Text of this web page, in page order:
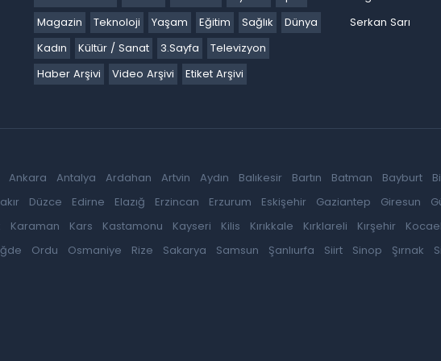
Magazin
Teknoloji Yaşam Eğitim Sağlık
Dünya
Kadın
Kültür / Sanat 3.Sayfa
Televizyon
Haber Arşivi
Video Arşivi Etiket Arşivi
Serkan Sarı
Ankara Antalya Ardahan Artvin Aydın Balıkesir Bartın Batman Bayburt
Düzce Edirne Elazığ Erzincan Erzurum Eskişehir Gaziantep Giresun
Karaman Kars Kastamonu Kayseri Kilis Kırıkkale Kırklareli Kırşehir
Ordu Osmaniye Rize Sakarya Samsun Şanlıurfa Siirt Sinop Şırnak